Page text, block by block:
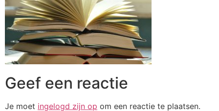
Geef een reactie
Je moet ingelogd zijn op om een reactie te plaatsen.